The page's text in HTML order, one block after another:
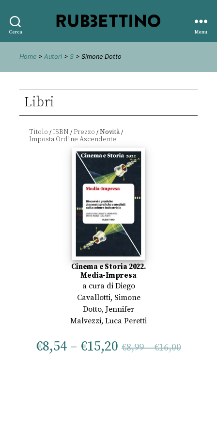
Cerca
editore
Menu
Home > Autori > S > Simone Dotto
Libri
Titolo /ISBN /Prezzo /Novità/
Cinema e Storia 2022.
Media-Impresa
a cura di Diego
Cavallotti, Simone
Dotto, Jennifer
Malvezzi, Luca Peretti
€8,54 – €15,20 €8,99–€16,00